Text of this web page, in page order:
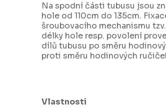
Na spodní části tubusu jsou
hole od 110cm do 135cm.
šroubovacího mechanismu
délky hole resp. povolení
dílů tubusu po směru
proti směru hodinových
Vlastnosti